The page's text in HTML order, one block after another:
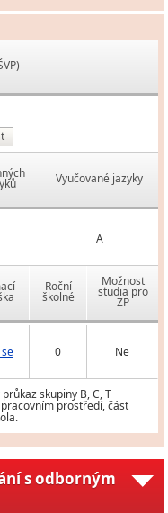
Vyučované jazyky
A
Roční
školné
Možnost
studia pro
ZP
0 Ne
skupiny B, C, T
prostředí, část
s odborným